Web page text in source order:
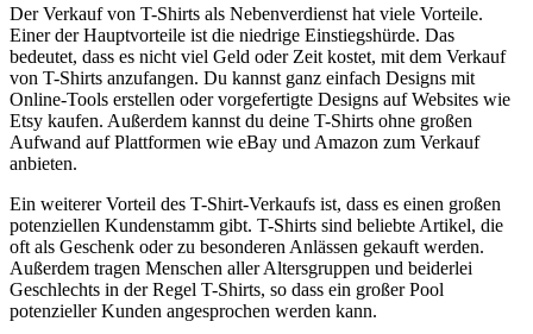
Der Verkauf von T-Shirts als Nebenverdienst hat viele Vorteile.
Einer der Hauptvorteile ist die niedrige Einstiegshürde. Das
bedeutet, dass es nicht viel Geld oder Zeit kostet, mit dem Verkauf
von T-Shirts anzufangen. Du kannst ganz einfach Designs mit
Online-Tools erstellen oder vorgefertigte Designs auf Websites wie
Etsy kaufen. Außerdem kannst du deine T-Shirts ohne großen
Aufwand auf Plattformen wie eBay und Amazon zum Verkauf
anbieten.
Ein weiterer Vorteil des T-Shirt-Verkaufs ist, dass es einen großen
potenziellen Kundenstamm gibt. T-Shirts sind beliebte Artikel, die
oft als Geschenk oder zu besonderen Anlässen gekauft werden.
Außerdem tragen Menschen aller Altersgruppen und beiderlei
Geschlechts in der Regel T-Shirts, so dass ein großer Pool
potenzieller Kunden angesprochen werden kann.